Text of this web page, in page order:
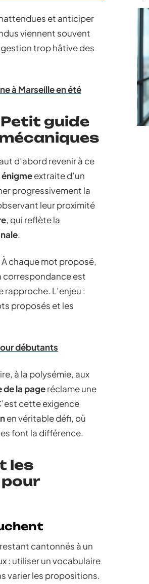
et anticiper
viennent souvent
trop hâtive des
à Marseille en été
Petit guide
d’abord revenir à ce
énigmeextraite d’un
progressivement la
leur proximité
, qui reflète la
.
chaque mot proposé,
correspondance est
rapproche. L’enjeu :
proposés et les
débutants
à la polysémie, aux
la pageréclame une
cette exigence
en véritable défi, où
font la différence.
les
cantonnés à un
: utiliser un vocabulaire
varier les propositions.